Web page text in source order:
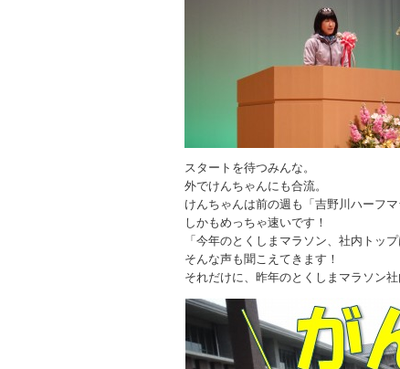
スタートを待つみんな。
外でけんちゃんにも合流。
けんちゃんは前の週も「吉野川ハーフ
しかもめっちゃ速いです！
「今年のとくしまマラソン、社内トッ
そんな声も聞こえてきます！
それだけに、昨年のとくしまマラソン